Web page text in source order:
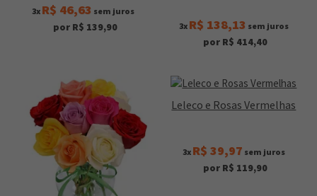
3x R$ 46,63 sem juros
por R$ 139,90 3x R$ 138,13 sem juros
por R$ 414,40
Leleco e Rosas Vermelhas
3x R$ 39,97 sem juros
por R$ 119,90